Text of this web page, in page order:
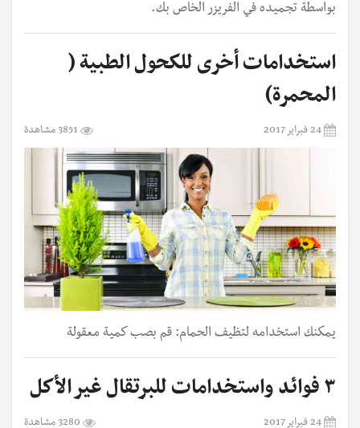
بواسطة تجميده في الفريزر الخاص بك.
‏استخدامات أخرى للكحول الطبية (
المحمرة)
24 فبراير 2017 3851 مشاهدة
يمكنك استخدامه لتظيف الحمام: قم بصب كمية معقولة
٣ فوائد واستخدامات للبرتقال غير الأكل
24 فبراير 2017 3280 مشاهدة